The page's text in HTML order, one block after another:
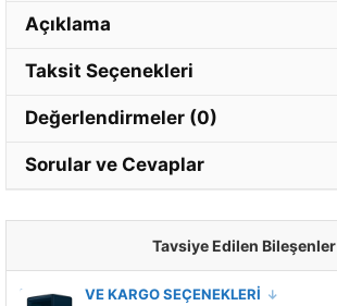
Açıklama
Taksit Seçenekleri
Değerlendirmeler (0)
Sorular ve Cevaplar
Tavsiye Edilen Bileşenler
MONTAJ VE KARGO SEÇENEKLERİ